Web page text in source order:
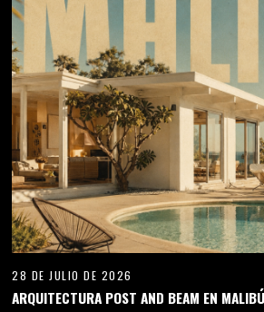
28 DE JULIO DE 2026
ARQUITECTURA POST AND BEAM EN MALIBÚ